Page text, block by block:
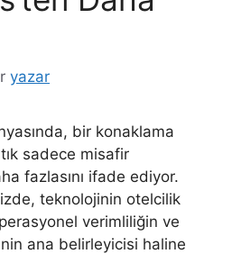
yazar
bir konaklama
sadece misafir
fazlasını ifade ediyor.
teknolojinin otelcilik
verimliliğin ve
ana belirleyicisi haline